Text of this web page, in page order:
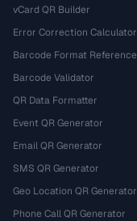
vCard QR Builder
Error Correction Calculator
Barcode Format Reference
Barcode Validator
QR Data Formatter
Event QR Generator
Email QR Generator
SMS QR Generator
Geo Location QR Generator
Phone Call QR Generator